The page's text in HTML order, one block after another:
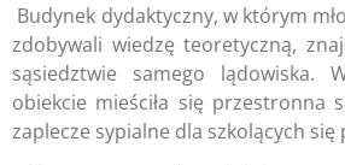
Budynek dydaktyczny, w którym
zdobywali wiedzę teoretyczną,
sąsiedztwie samego lądowiska.
obiekcie mieściła się przestronna
zaplecze sypialne dla szkolących się